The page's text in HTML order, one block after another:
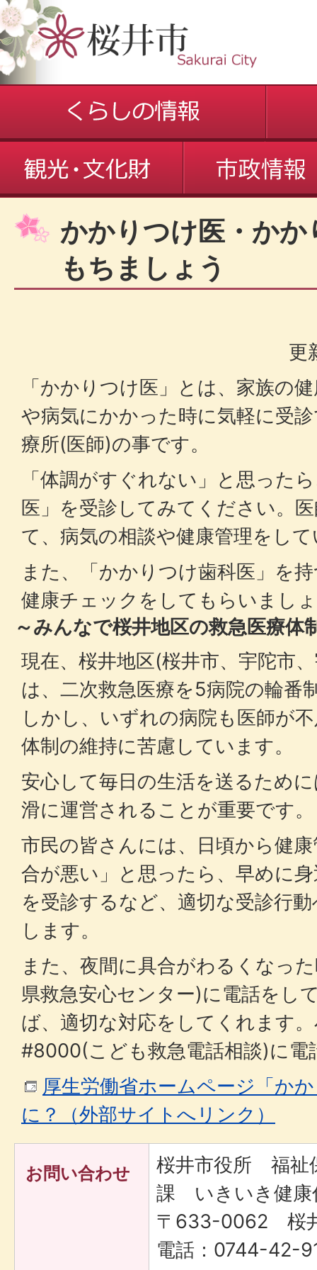
かかりつけ医・か
もちましょう
更
「かかりつけ医」とは、家族の
や病気にかかった時に気軽に受
療所(医師)の事です。
「体調がすぐれない」と思った
医」を受診してみてください。
て、病気の相談や健康管理をし
また、「かかりつけ歯科医」を
健康チェックをしてもらいまし
～みんなで桜井地区の救急医療体
現在、桜井地区(桜井市、宇陀市
は、二次救急医療を5病院の輪番
しかし、いずれの病院も医師が
体制の維持に苦慮しています。
安心して毎日の生活を送るため
滑に運営されることが重要です。
市民の皆さんには、日頃から健
合が悪い」と思ったら、早めに
を受診するなど、適切な受診行
します。
また、夜間に具合がわるくなっ
県救急安心センター)に電話をし
ば、適切な対応をしてくれます
#8000(こども救急電話相談)に電
厚生労働省ホームページ「か
に？（外部サイトへリンク）
お問い合わせ
桜井市役所 福祉
課 いきいき健康
〒633-0062 桜
電話：0744-42-